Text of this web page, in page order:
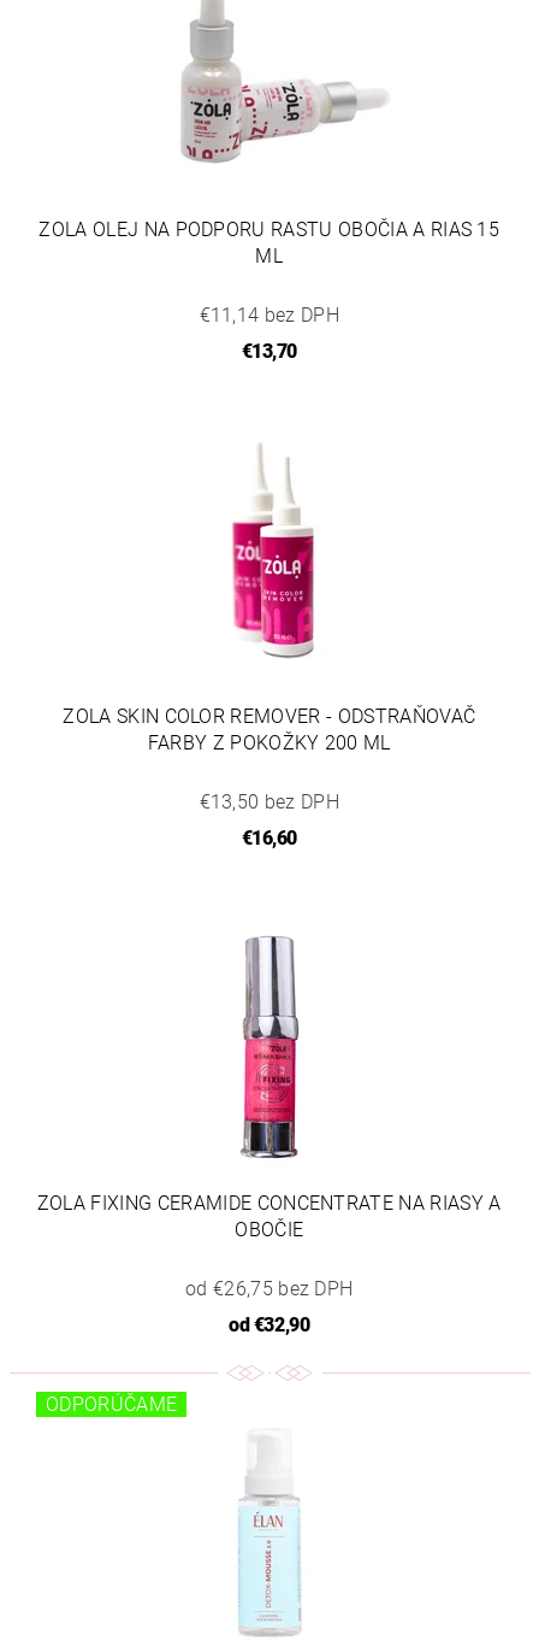
ZOLA OLEJ NA PODPORU RASTU OBOČIA A RIAS 15
ML
€11,14 bez DPH
€13,70
ZOLA SKIN COLOR REMOVER - ODSTRAŇOVAČ
FARBY Z POKOŽKY 200 ML
€13,50 bez DPH
€16,60
ZOLA FIXING CERAMIDE CONCENTRATE NA RIASY A
OBOČIE
od €26,75 bez DPH
od €32,90
ODPORÚČAME